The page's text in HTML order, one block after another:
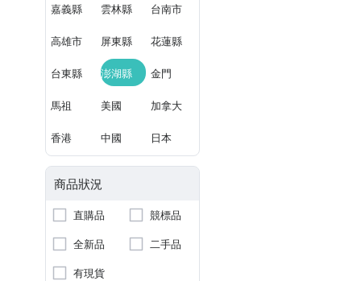
嘉義縣 雲林縣 台南市
高雄市 屏東縣 花蓮縣
台東縣 澎湖縣 金門
馬祖 美國 加拿大
香港 中國 日本
商品狀況
直購品
競標品
全新品
二手品
有現貨